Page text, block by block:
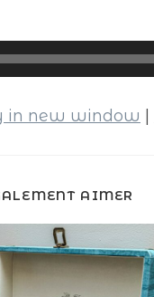
in new window
AIMER